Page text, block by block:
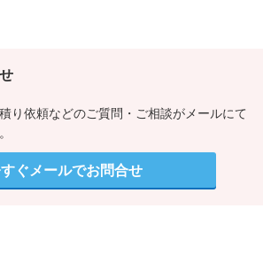
り依頼などのご質問・ご相談がメールにて
ぐメールでお問合せ